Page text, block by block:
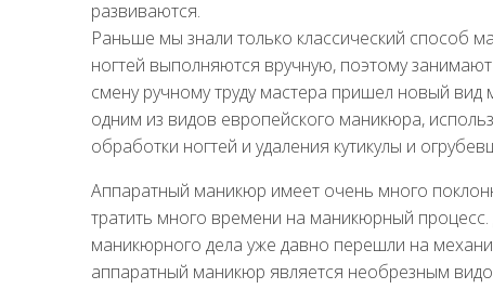
развиваются.
Раньше мы знали только классический способ
ногтей выполняются вручную, поэтому
смену ручному труду мастера пришел новый
одним из видов европейского маникюра,
обработки ногтей и удаления кутикулы и
Аппаратный маникюр имеет очень много
тратить много времени на маникюрный
маникюрного дела уже давно перешли на
аппаратный маникюр является необрезным